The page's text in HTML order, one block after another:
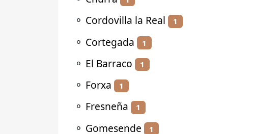
⚬ Cordovilla la Real 1
⚬ Cortegada 1
⚬ El Barraco 1
⚬ Forxa 1
⚬ Fresneña 1
⚬ Gomesende 1